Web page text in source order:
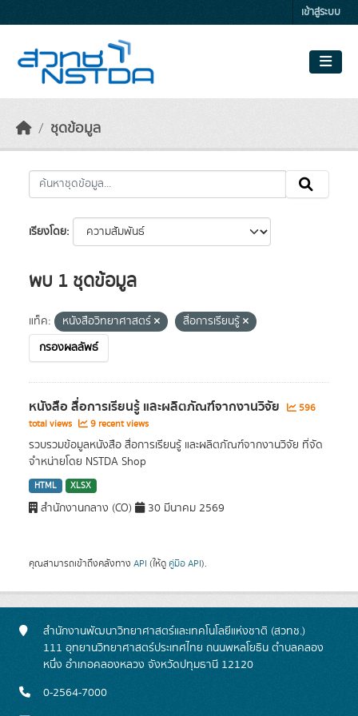
เข้าสู่ระบบ
ชุดข้อมูล
เรียงโดย
พบ 1 ชุดข้อมูล
แท็ค: หนังสือวิทยาศาสตร์
สื่อการเรียนรู้
กรองผลลัพธ์
หนังสือ สื่อการเรียนรู้ และผลิตภัณฑ์จากงานวิจัย
596
total views
9 recent views
รวบรวมข้อมูลหนังสือ สื่อการเรียนรู้ และผลิตภัณฑ์จากงานวิจัย ที่จัด
จำหน่ายโดย NSTDA Shop
HTML XLSX
สำนักงานกลาง (CO) 30 มีนาคม 2569
คุณสามารถเข้าถึงคลังทาง API (ให้ดู คู่มือ API).
สำนักงานพัฒนาวิทยาศาสตร์และเทคโนโลยีแห่งชาติ (สวทช.)
111 อุทยานวิทยาศาสตร์ประเทศไทย ถนนพหลโยธิน ตำบลคลอง
หนึ่ง อำเภอคลองหลวง จังหวัดปทุมธานี 12120
0-2564-7000